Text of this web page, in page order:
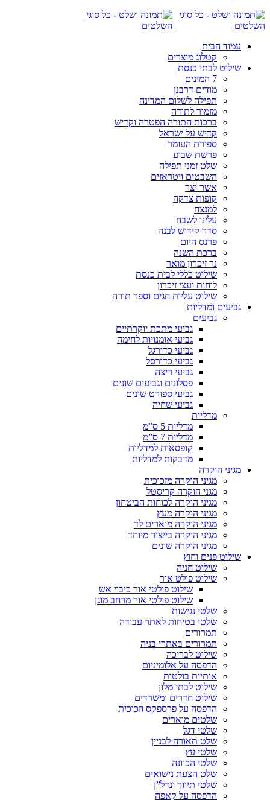
עמוד הבית
קטלוג מוצרים
שילוט לבתי כנסת
7 המינים
מודים דרבנן
תפילה לשלום המדינה
מזמור לתודה
ברכות התורה הפטרה וקדיש
קדיש על ישראל
ספירת העומר
פרשת שבוע
שלט זמני תפילה
השבטים ויטראזים
אשר יצר
קופות צדקה
למנצח
עלינו לשבח
סדר קידוש לבנה
פרנס היום
ברכת השנה
נר זיכרון מואר
שילוט כללי לבית כנסת
לוחות ועצי זיכרון
שילוט עליות חגים וספר תורה
גביעים ומדליות
גביעים
גביעי מתכת יוקרתיים
גביעי אומנויות לחימה
גביעי כדורגל
גביעי כדורסל
גביעי ריצה
פסלונים וגביעים שונים
גביעי ספורט שונים
גביעי שחיה
מדליות
מדליות 5 ס”מ
מדליות 7 ס”מ
קופסאות למדליות
מדבקות למדליות
מגיני הוקרה
מגיני הוקרה מזכוכית
מגני הוקרה קריסטל
מגיני הוקרה לכוחות הביטחון
מגיני הוקרה מעץ
מגיני הוקרה מוארים לד
מגיני הוקרה בייצור מיוחד
מגיני הוקרה שונים
שילוט פנים וחוץ
שילוט חניה
שילוט פולט אור
שילוט פולטי אור כיבוי אש
שילוט פולטי אור מרחב מוגן
שלטי נגישות
שלטי בטיחות לאתר עבודה
תמרורים
תמרורים באתרי בניה
שילוט לבריכה
הדפסה על אלומיניום
אותיות בולטות
שילוט לבתי מלון
שילוט חדרים ומשרדים
הדפסה על פרספקס וזכוכית
שלטים מוארים
שלטי דגל
שלט תאורה לבניין
שלטי עץ
שלטי הכוונה
שלט הצעת נישואים
שלטי תיווך ונדל”ן
הדפסה על קאפה